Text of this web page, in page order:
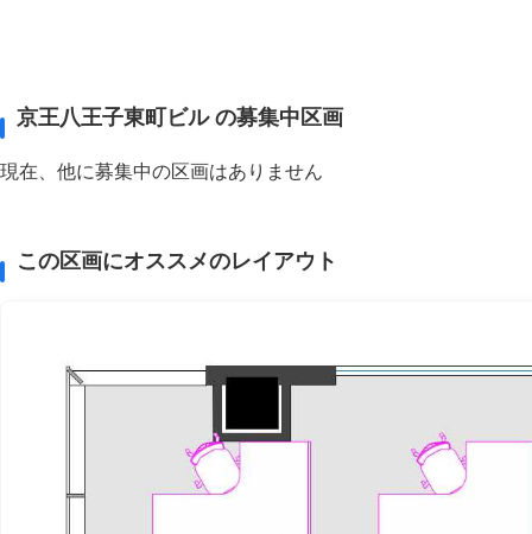
京王八王子東町ビル の募集中区画
現在、他に募集中の区画はありません
この区画にオススメのレイアウト